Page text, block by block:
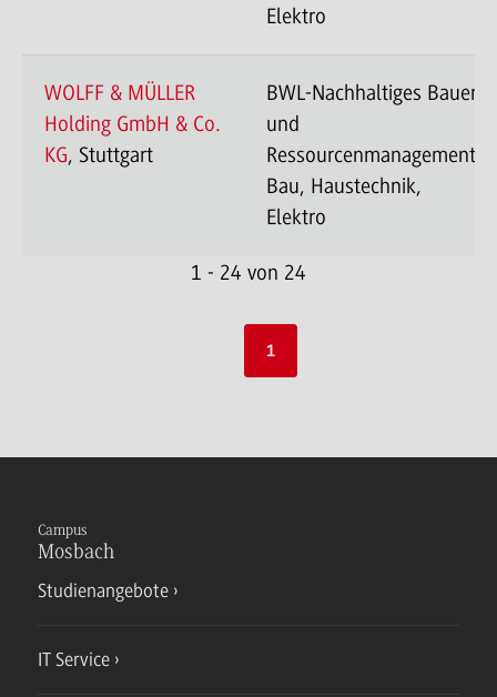
Elektro
WOLFF & MÜLLER
Holding GmbH & Co.
KG, Stuttgart
BWL-Nachhaltiges Bauen
und
Ressourcenmanagement-
Bau, Haustechnik,
Elektro
1 - 24 von 24
1
Campus
Mosbach
Studienangebote
IT Service